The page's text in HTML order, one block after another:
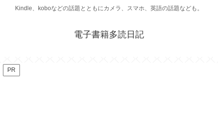
Kindle、koboなどの話題とともにカメラ、スマホ、英語の話題なども。
電子書籍多読日記
PR